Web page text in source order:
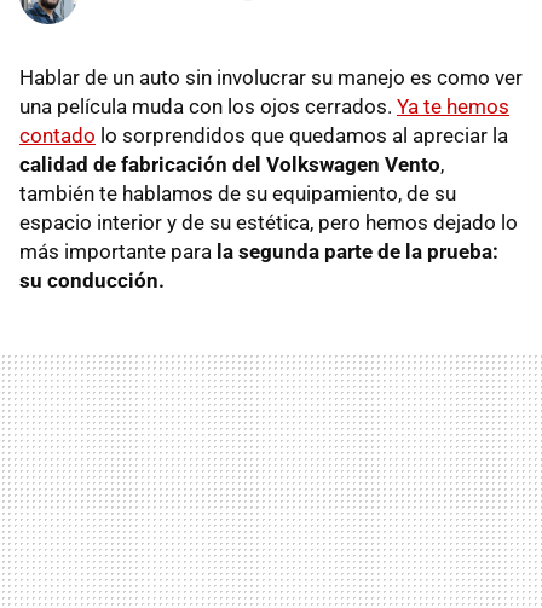
Hablar de un auto sin involucrar su manejo es como ver
una película muda con los ojos cerrados. Ya te hemos
contado lo sorprendidos que quedamos al apreciar la
calidad de fabricación del Volkswagen Vento,
también te hablamos de su equipamiento, de su
espacio interior y de su estética, pero hemos dejado lo
más importante para la segunda parte de la prueba:
su conducción.